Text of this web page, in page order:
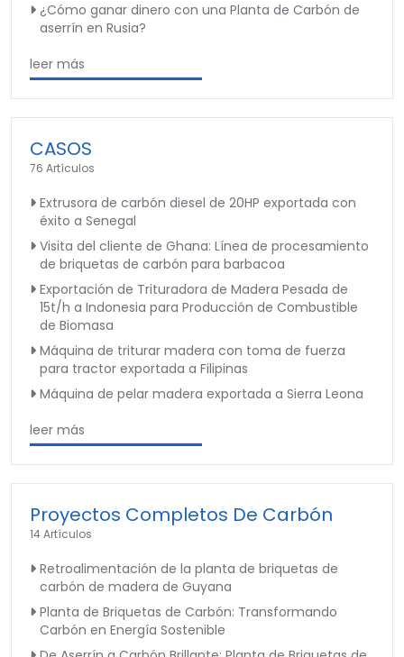
¿Cómo ganar dinero con una Planta de Carbón de
aserrín en Rusia?
leer más
CASOS
76 Artículos
Extrusora de carbón diesel de 20HP exportada con
éxito a Senegal
Visita del cliente de Ghana: Línea de procesamiento
de briquetas de carbón para barbacoa
Exportación de Trituradora de Madera Pesada de
15t/h a Indonesia para Producción de Combustible
de Biomasa
Máquina de triturar madera con toma de fuerza
para tractor exportada a Filipinas
Máquina de pelar madera exportada a Sierra Leona
leer más
Proyectos Completos De Carbón
14 Artículos
Retroalimentación de la planta de briquetas de
carbón de madera de Guyana
Planta de Briquetas de Carbón: Transformando
Carbón en Energía Sostenible